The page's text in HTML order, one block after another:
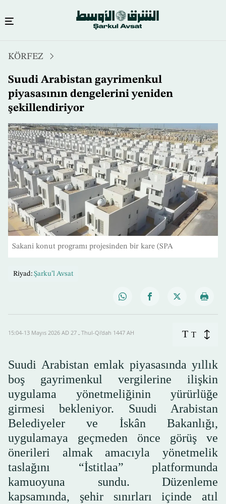
içeriğe
atla
KÖRFEZ
Suudi Arabistan gayrimenkul
piyasasının dengelerini yeniden
şekillendiriyor
Sakani konut programı projesinden bir kare (SPA
Riyad: Şarku’l Avsat
15:04-13 Mayıs 2026 AD ـ 27 Thul-Qi’dah 1447 AH T T
Suudi Arabistan emlak piyasasında yıllık
boş gayrimenkul vergilerine ilişkin
uygulama yönetmeliğinin yürürlüğe
girmesi bekleniyor. Suudi Arabistan
Belediyeler ve İskân Bakanlığı,
uygulamaya geçmeden önce görüş ve
önerileri almak amacıyla yönetmelik
taslağını “İstitlaa” platformunda
kamuoyuna sundu. Düzenleme
kapsamında, şehir sınırları içinde atıl